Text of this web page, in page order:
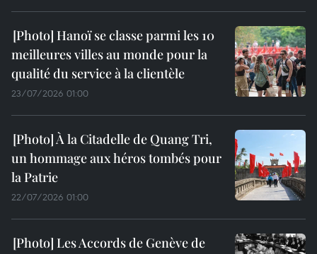
Hanoï se classe parmi les 10
meilleures villes au monde pour la
qualité du service à la clientèle
23/07/2026 01:00
À la Citadelle de Quang Tri,
un hommage aux héros tombés pour
la Patrie
22/07/2026 01:00
Les Accords de Genève de